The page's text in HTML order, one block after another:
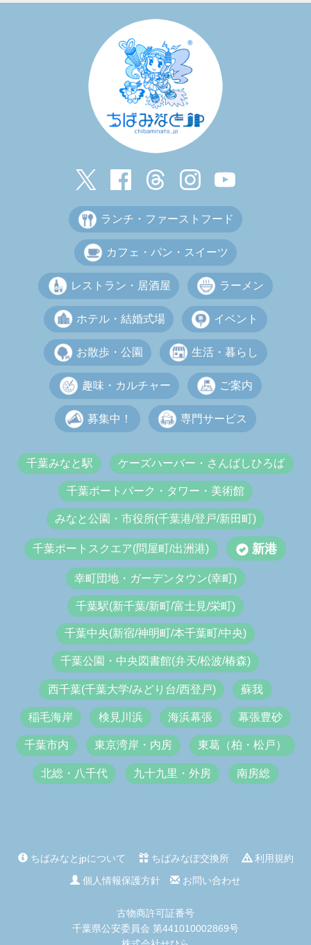
ランチ・ファーストフード
カフェ・パン・スイーツ
レストラン・居酒屋 ラーメン
ホテル・結婚式場 イベント
お散歩・公園 生活・暮らし
趣味・カルチャー ご案内
募集中！ 専門サービス
千葉みなと駅 ケーズハーバー・さんばしひろば
千葉ポートパーク・タワー・美術館
みなと公園・市役所(千葉港/登戸/新田町)
千葉ポートスクエア(問屋町/出洲港) 新港
幸町団地・ガーデンタウン(幸町)
千葉駅(新千葉/新町/富士見/栄町)
千葉中央(新宿/神明町/本千葉町/中央)
千葉公園・中央図書館(弁天/松波/椿森)
西千葉(千葉大学/みどり台/西登戸) 蘇我
稲毛海岸 検見川浜 海浜幕張 幕張豊砂
千葉市内 東京湾岸・内房 東葛（柏・松戸）
北総・八千代 九十九里・外房 南房総
ちばみなとjpについて ちばみなぽ交換所
利用規約
個人情報保護方針
お問い合わせ
古物商許可証番号
千葉県公安委員会 第441010002869号